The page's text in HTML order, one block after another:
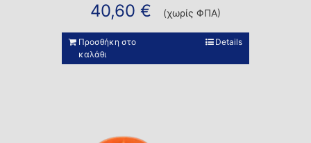
40,60 € (χωρίς ΦΠΑ)
Προσθήκη στο
καλάθι
Details